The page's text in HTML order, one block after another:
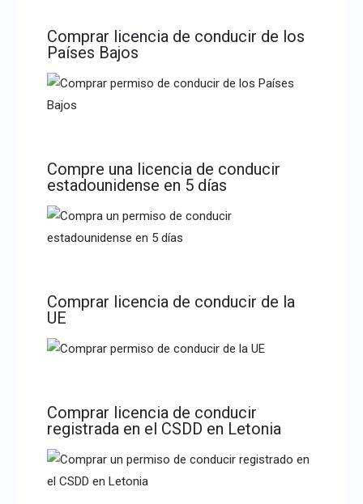
Comprar licencia de conducir de los
Países Bajos
Compre una licencia de conducir
estadounidense en 5 días
Comprar licencia de conducir de la
UE
Comprar licencia de conducir
registrada en el CSDD en Letonia